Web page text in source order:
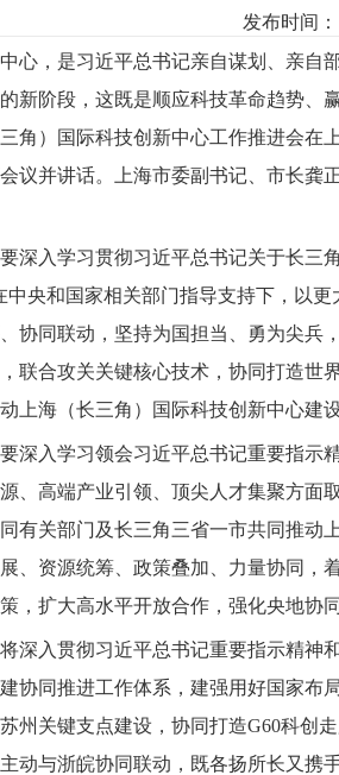
发布时间
心，是习近平总书记亲自谋划、亲自
新阶段，这既是顺应科技革命趋势、
角）国际科技创新中心工作推进会
议并讲话。上海市委副书记、市长龚
深入学习贯彻习近平总书记关于长三
中央和国家相关部门指导支持下，以
协同联动，坚持为国担当、勇为尖
联合攻关关键核心技术，协同打造
上海（长三角）国际科技创新中心建
深入学习领会习近平总书记重要指
、高端产业引领、顶尖人才集聚方
有关部门及长三角三省一市共同推
、资源统筹、政策叠加、力量协同
，扩大高水平开放合作，强化央地协
深入贯彻习近平总书记重要指示精神
协同推进工作体系，建强用好国家
州关键支点建设，协同打造G60科创
动与浙皖协同联动，既各扬所长又